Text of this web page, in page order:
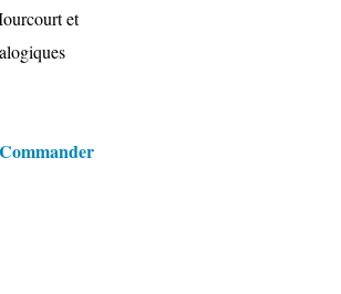
et
Commander